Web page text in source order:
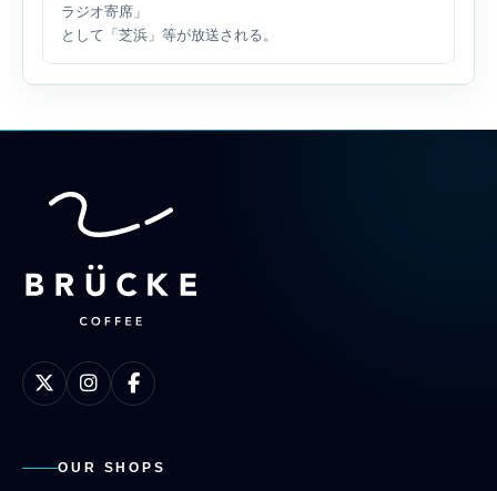
ラジオ寄席」
として「芝浜」等が放送される。
OUR SHOPS